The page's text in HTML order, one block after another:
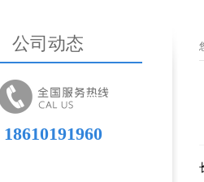
公司动态
18610191960